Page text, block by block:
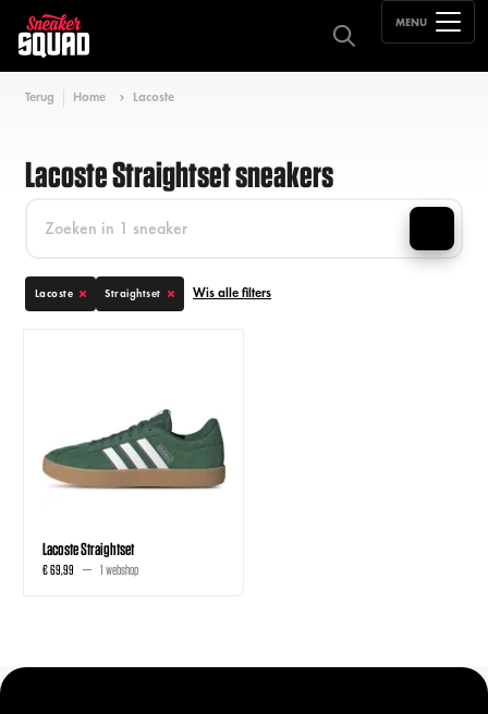
MENU
Terug Home Lacoste
Lacoste Straightset sneakers
Lacoste Straightset Wis alle filters
Lacoste Straightset
€ 69,99 1 webshop